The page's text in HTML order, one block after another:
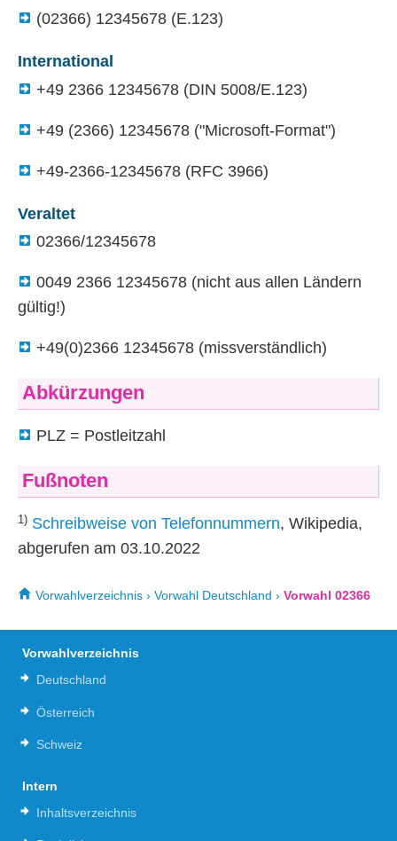
(02366) 12345678 (E.123)
International
+49 2366 12345678 (DIN 5008/E.123)
+49 (2366) 12345678 ("Microsoft-Format")
+49-2366-12345678 (RFC 3966)
Veraltet
02366/12345678
0049 2366 12345678 (nicht aus allen Ländern
gültig!)
+49(0)2366 12345678 (missverständlich)
Abkürzungen
PLZ = Postleitzahl
Fußnoten
1) Schreibweise von Telefonnummern, Wikipedia,
abgerufen am 03.10.2022
Vorwahlverzeichnis › Vorwahl Deutschland › Vorwahl 02366
Vorwahlverzeichnis
Deutschland
Österreich
Schweiz
Intern
Inhaltsverzeichnis